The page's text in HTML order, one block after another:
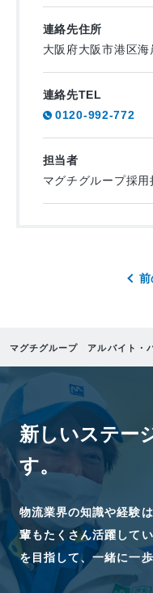
連絡先住所
大阪府大阪市港区
連絡先TEL
0120-992-772
担当者
マグチグループ採用
マグチグループ アルバイト・
新しいステー
す。
物流業界の知識や経験
輩もたくさん活躍して
を目指して、一緒に一